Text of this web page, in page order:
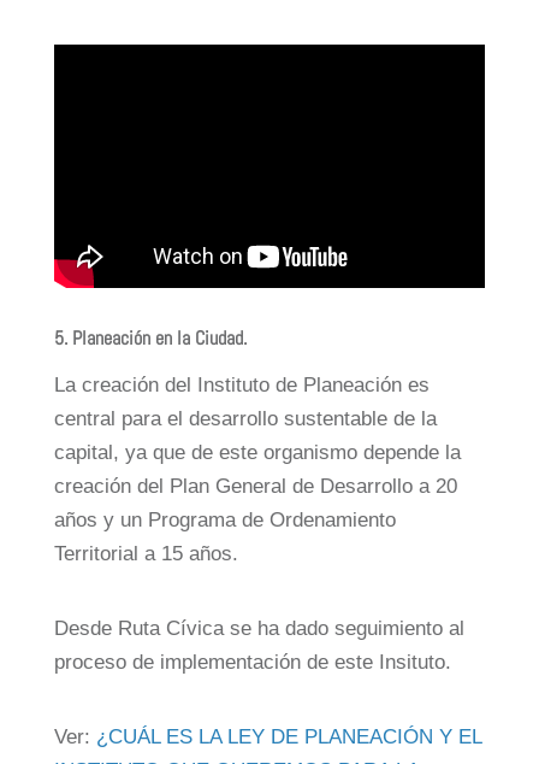
5. Planeación en la Ciudad.
La creación del Instituto de Planeación es
central para el desarrollo sustentable de la
capital, ya que de este organismo depende la
creación del Plan General de Desarrollo a 20
años y un Programa de Ordenamiento
Territorial a 15 años.
Desde Ruta Cívica se ha dado seguimiento al
proceso de implementación de este Insituto.
Ver: ¿CUÁL ES LA LEY DE PLANEACIÓN Y EL